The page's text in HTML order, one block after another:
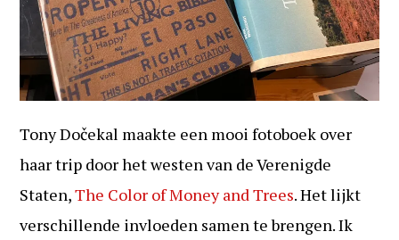
Tony Dočekal maakte een mooi fotoboek over
haar trip door het westen van de Verenigde
Staten,The Color of Money and Trees. Het lijkt
verschillende invloeden samen te brengen. Ik